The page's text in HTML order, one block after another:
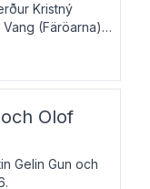
Kristný
(Färöarna)
med
läser upp på
svenska och
Olof
Gelin Gun och